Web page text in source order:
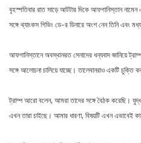
বৃহস্পতিবার রাত সাড়ে আটটার দিকে আফগানিস্তান নামেন
সঙ্গে থ্যাংকস গিভিং ডে-র ডিনারে অংশ নেন তিনি এবং
আফগানিস্তানে অবস্থানরত সেনাদের ধন্যবাদ জানিয়ে
সঙ্গে আলোচনা চালিয়ে যাচ্ছে। তালেবানরাও একটি চুক্তি
ট্রাম্প আরো বলেন, আমরা তাদের সঙ্গে বৈঠক করেছি।
এখন তারা চাইছে। আমার ধারণা, বিষয়টি এখন এভাবেই